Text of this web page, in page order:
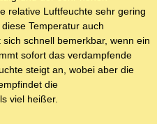
relative Luftfeuchte sehr gering
Temperatur auch
schnell bemerkbar, wenn ein
sofort das verdampfende
steigt an, wobei aber die
die
viel heißer.